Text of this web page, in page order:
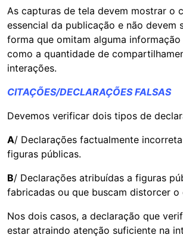
As capturas de tela devem mostrar o
essencial da publicação e não devem
forma que omitam alguma
como a quantidade de
interações.
CITAÇÕES/DECLARAÇÕES FALSAS
Devemos verificar dois tipos de
A/ Declarações factualmente
figuras públicas.
B/ Declarações atribuídas a figuras
fabricadas ou que buscam distorcer
Nos dois casos, a declaração que
estar atraindo atenção suficiente na